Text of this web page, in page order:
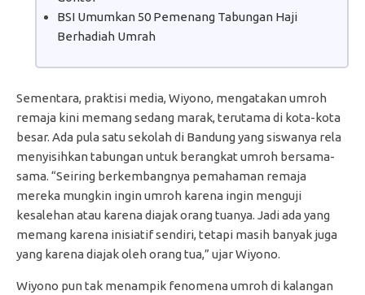
BSI Umumkan 50 Pemenang Tabungan Haji
Berhadiah Umrah
Sementara, praktisi media, Wiyono, mengatakan umroh
remaja kini memang sedang marak, terutama di kota-kota
besar. Ada pula satu sekolah di Bandung yang siswanya rela
menyisihkan tabungan untuk berangkat umroh bersama-
sama. “Seiring berkembangnya pemahaman remaja
mereka mungkin ingin umroh karena ingin menguji
kesalehan atau karena diajak orang tuanya. Jadi ada yang
memang karena inisiatif sendiri, tetapi masih banyak juga
yang karena diajak oleh orang tua,” ujar Wiyono.
Wiyono pun tak menampik fenomena umroh di kalangan